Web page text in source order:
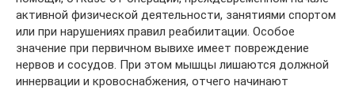
активной физической деятельности, занятиями спортом
или при нарушениях правил реабилитации. Особое
значение при первичном вывихе имеет повреждение
нервов и сосудов. При этом мышцы лишаются должной
иннервации и кровоснабжения, отчего начинают